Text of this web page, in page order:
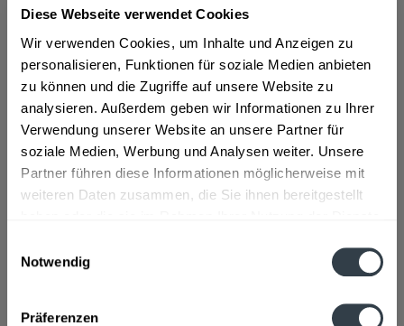
Diese Webseite verwendet Cookies
Wir verwenden Cookies, um Inhalte und Anzeigen zu
personalisieren, Funktionen für soziale Medien anbieten
zu können und die Zugriffe auf unsere Website zu
analysieren. Außerdem geben wir Informationen zu Ihrer
Verwendung unserer Website an unsere Partner für
soziale Medien, Werbung und Analysen weiter. Unsere
Partner führen diese Informationen möglicherweise mit
weiteren Daten zusammen, die Sie ihnen bereitgestellt
Notwendig
Präferenzen
inkl. MwSt.ggf. zzgl. Erschwerniszuschlag
MEHRWEG
+3,10 € Pfand
In den Warenkorb
Artikel-Nr.:
31575
Verfügbar in:
mehr
Zutaten und Allergene